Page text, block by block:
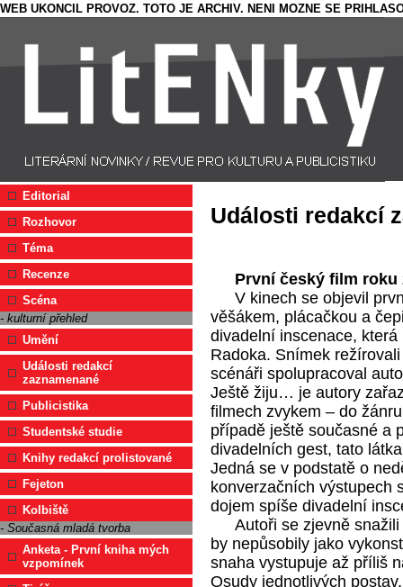
WEB UKONCIL PROVOZ. TOTO JE ARCHIV. NENI MOZNE SE
Editorial
Rozhovor
Téma
Recenze
Scéna
- kulturní přehled
Umění
Události redakcí
zaznamenané
Publicistika
Studentské studie
Knihy redakcí prolistované
Fejeton
Kolbiště
- Současná mladá tvorba
Anketa - První kniha mých
vzpomínek
Události redakcí
První český film roku
V kinech se objevil
věšákem, plácačkou a
divadelní inscenace,
Radoka. Snímek
scénáři spolupracoval
Ještě žiju… je autory
filmech zvykem – do
případě ještě současné a
divadelních gest, tato
Jedná se v podstatě o
konverzačních výstupech
dojem spíše divadelní
Autoři se zjevně snažili
by nepůsobily jako
snaha vystupuje až příliš
Osudy jednotlivých